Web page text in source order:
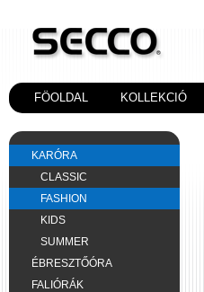
FÖOLDAL KOLLEKCIÓ
KARÓRA
CLASSIC
FASHION
KIDS
SUMMER
ÉBRESZTŐÓRA
FALIÓRÁK